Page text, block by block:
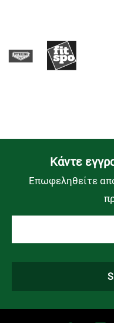
Kάντε
Επωφεληθείτε